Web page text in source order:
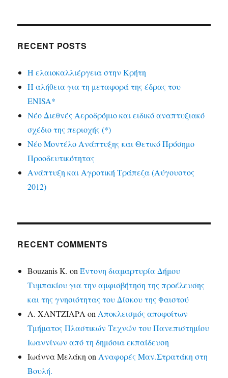
RECENT POSTS
Η ελαιοκαλλιέργεια στην Κρήτη
Η αλήθεια για τη μεταφορά της έδρας του
ENISA*
Νέο Διεθνές Αεροδρόμιο και ειδικό αναπτυξιακό
σχέδιο της περιοχής (*)
Νέο Μοντέλο Ανάπτυξης και Θετικό Πρόσημο
Προοδευτικότητας
Ανάπτυξη και Αγροτική Τράπεζα (Αύγουστος
2012)
RECENT COMMENTS
Bouzanis K. onΈντονη διαμαρτυρία Δήμου
Τυμπακίου για την αμφισβήτηση της προέλευσης
και της γνησιότητας του Δίσκου της Φαιστού
Α. ΧΑΝΤΖΙΑΡΑ on Αποκλεισμός αποφοίτων
Τμήματος Πλαστικών Τεχνών του Πανεπιστημίου
Ιωαννίνων από τη δημόσια εκπαίδευση
Ιωάννα Μελάκη on Αναφορές Μαν.Στρατάκη στη
Βουλή.